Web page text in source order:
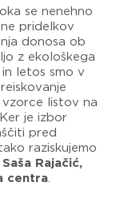
se nenehno
pridelkov
donosa ob
z ekološkega
letos smo v
listov na
je izbor
pred
raziskujemo
Saša Rajačić,
centra.